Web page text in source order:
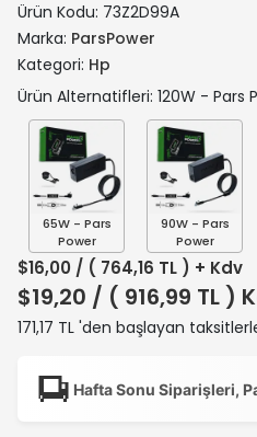
Ürün Kodu: 73Z2D99A
Marka: ParsPower
Kategori: Hp
Ürün Alternatifleri: 120W - Pars
65W - Pars
Power
90W - Pars
Power
$16,00 / ( 764,16 TL ) + Kdv
$19,20 / ( 916,99 TL )
171,17 TL 'den başlayan
Hafta Sonu Siparişleri,